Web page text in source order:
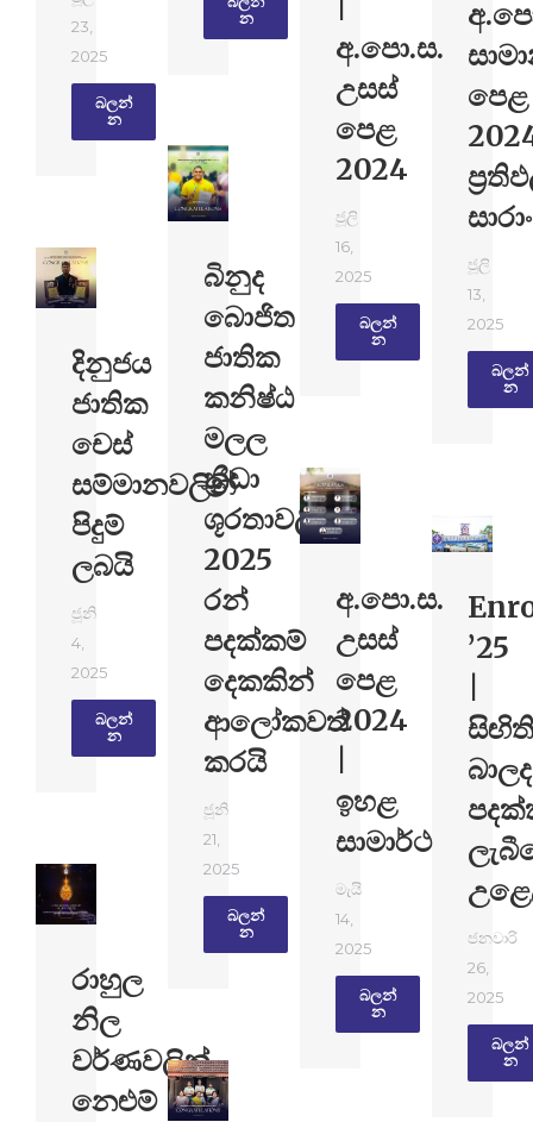
න
23,
2025
බලන්​
න
අ.පො.ස.
උසස්
පෙළ
2024
ජූලි
16,
2025
බලන්​
න
පෙළ
ජූලි
13,
2025
බලන්​
න
බිනුද
බොජිත
ජාතික
කනිෂ්ඨ
මලල
ක්‍රීඩා
ශූරතාවලිය
2025
රන්
පදක්කම්
දෙකකින්
ආලෝකවත්
කරයි
ජූනි
21,
2025
බලන්​
න
දිනුජය
ජාතික
චෙස්
සම්මානවලින්
පිදුම්
ලබයි
ජූනි
4,
2025
බලන්​
න
අ.පො.ස.
උසස්
පෙළ
2024
ඉහළ
සාමාර්ථ
මැයි
14,
2025
බලන්​
න
’25
සිඟිති
ජනවාරි
26,
2025
බලන්​
න
රාහුල
නිල
වර්ණවලින්
නෙළුම්